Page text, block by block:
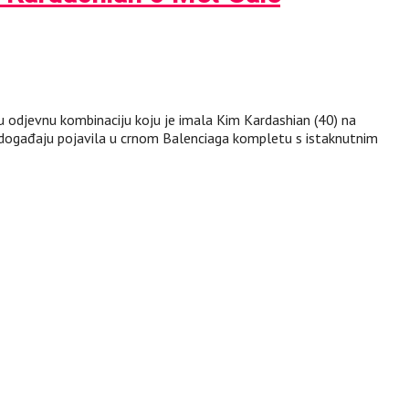
kombinaciju koju je imala Kim Kardashian (40) na
pojavila u crnom Balenciaga kompletu s istaknutnim